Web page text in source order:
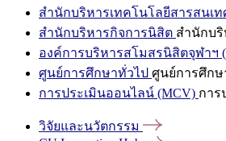
สำนักบริหารเทคโนโลยีสารสนเท
สำนักบริหารกิจการนิสิต สำนักบ
องค์การบริหารสโมสรนิสิตจุฬาฯ
ศูนย์การศึกษาทั่วไป ศูนย์การศึกษ
การประเมินออนไลน์ (MCV) การ
วิจัยและนวัตกรรม